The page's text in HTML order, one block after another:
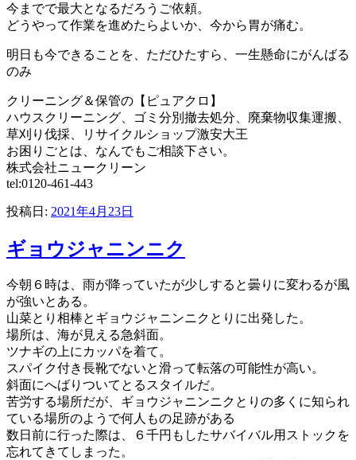
今までで最大となるだろうご依頼。
どうやって作業を進めたらよいか、今から胃が痛む。
明日も今できることを、ただひたすら、一生懸命にがんばる
のみ
クリーニング＆保管の【ピュアクロ】
ハウスクリーニング、ゴミ分別撤去処分、廃棄物収集運搬、
草刈り伐採、リサイクルショップ激安大王
お困りごとは、なんでもご相談下さい。
株式会社ニュークリーン
tel:0120-461-443
投稿日: 2021年4月23日
ギョウジャニンニク
今朝６時は、雨が降っていたが少しすると曇りに変わるが風
が強いとある。
山菜とり相棒とギョウジャニンニクとりに出発した。
場所は、海が見える急斜面。
ツナギの上にカッパを着て。
スパイク付き長靴でないと滑って転落の可能性が高い。
斜面にへばりついてとるスタイルだ。
苦労する場所だが、ギョウジャニンニクとりの多くに知られ
ている場所のようで何人もの足跡がある
数日前に行った際は、６千円もしたサバイバル用ストックを
忘れてきてしまった。